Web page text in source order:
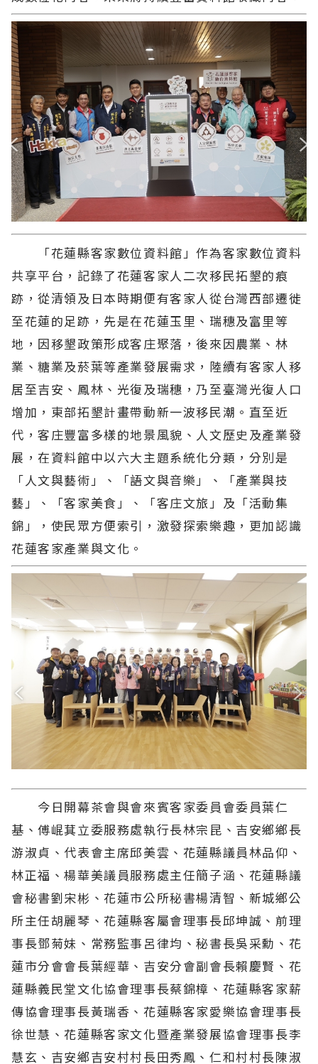
「花蓮縣客家數位資料館」作為客家數位資料
共享平台，記錄了花蓮客家人二次移民拓墾的痕
跡，從清領及日本時期便有客家人從台灣西部遷徙
至花蓮的足跡，先是在花蓮玉里、瑞穗及富里等
地，因移墾政策形成客庄聚落，後來因農業、林
業、糖業及菸葉等產業發展需求，陸續有客家人移
居至吉安、鳳林、光復及瑞穗，乃至臺灣光復人口
增加，東部拓墾計畫帶動新一波移民潮。直至近
代，客庄豐富多樣的地景風貌、人文歷史及產業發
展，在資料館中以六大主題系統化分類，分別是
「人文與藝術」、「語文與音樂」、「產業與技
藝」、「客家美食」、「客庄文旅」及「活動集
錦」，使民眾方便索引，激發探索樂趣，更加認識
花蓮客家產業與文化。
今日開幕茶會與會來賓客家委員會委員葉仁
基、傅崐萁立委服務處執行長林宗昆、吉安鄉鄉長
游淑貞、代表會主席邱美雲、花蓮縣議員林品仰、
林正福、楊華美議員服務處主任簡子涵、花蓮縣議
會秘書劉宋彬、花蓮市公所秘書楊清智、新城鄉公
所主任胡麗琴、花蓮縣客屬會理事長邱坤誠、前理
事長鄧菊妹、常務監事呂律均、秘書長吳采勳、花
蓮市分會會長葉經華、吉安分會副會長賴慶賢、花
蓮縣義民堂文化協會理事長蔡錦樟、花蓮縣客家薪
傳協會理事長黃瑞香、花蓮縣客家愛樂協會理事長
徐世慧、花蓮縣客家文化暨產業發展協會理事長李
慧玄、吉安鄉吉安村村長田秀鳳、仁和村村長陳淑